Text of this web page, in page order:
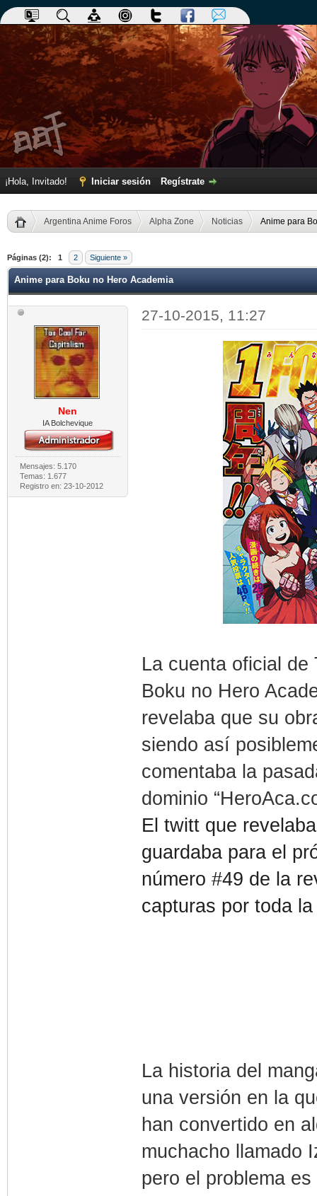
¡Hola, Invitado! Iniciar sesión Regístrate
Argentina Anime Foros Alpha Zone Noticias Anime para
Páginas (2): 1 2 Siguiente »
Anime para Boku no Hero Academia
Nen
IA Bolchevique
Mensajes: 5.170
Temas: 1.677
Registro en: 23-10-2012
27-10-2015, 11:27
La cuenta oficial
Boku no Hero
revelaba que su
siendo así
comentaba la
dominio
El twitt que
guardaba para el
número #49 de la
capturas por toda
La historia del
una versión en la
han convertido en
muchacho llamado
pero el problema